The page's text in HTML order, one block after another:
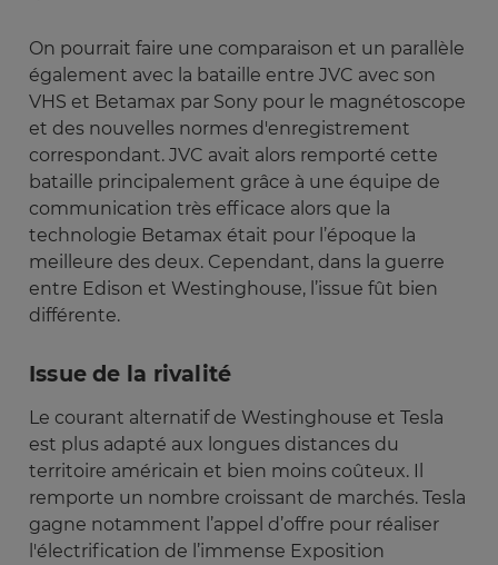
On pourrait faire une comparaison et un parallèle
également avec la bataille entre JVC avec son
VHS et Betamax par Sony pour le magnétoscope
et des nouvelles normes d'enregistrement
correspondant. JVC avait alors remporté cette
bataille principalement grâce à une équipe de
communication très efficace alors que la
technologie Betamax était pour l’époque la
meilleure des deux. Cependant, dans la guerre
entre Edison et Westinghouse, l’issue fût bien
différente.
Issue de la rivalité
Le courant alternatif de Westinghouse et Tesla
est plus adapté aux longues distances du
territoire américain et bien moins coûteux. Il
remporte un nombre croissant de marchés. Tesla
gagne notamment l’appel d’offre pour réaliser
l'électrification de l’immense Exposition